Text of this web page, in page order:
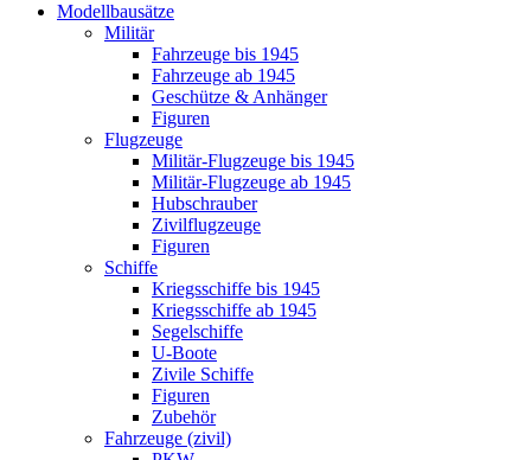
Modellbausätze
Militär
Fahrzeuge bis 1945
Fahrzeuge ab 1945
Geschütze & Anhänger
Figuren
Flugzeuge
Militär-Flugzeuge bis 1945
Militär-Flugzeuge ab 1945
Hubschrauber
Zivilflugzeuge
Figuren
Schiffe
Kriegsschiffe bis 1945
Kriegsschiffe ab 1945
Segelschiffe
U-Boote
Zivile Schiffe
Figuren
Zubehör
Fahrzeuge (zivil)